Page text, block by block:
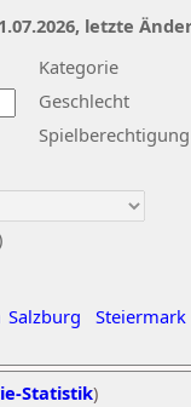
Kategorie
Geschlecht
Spielberechtigung
Salzburg Steiermark
letzte
Statistik)